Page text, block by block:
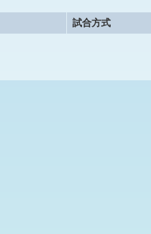
試合方式